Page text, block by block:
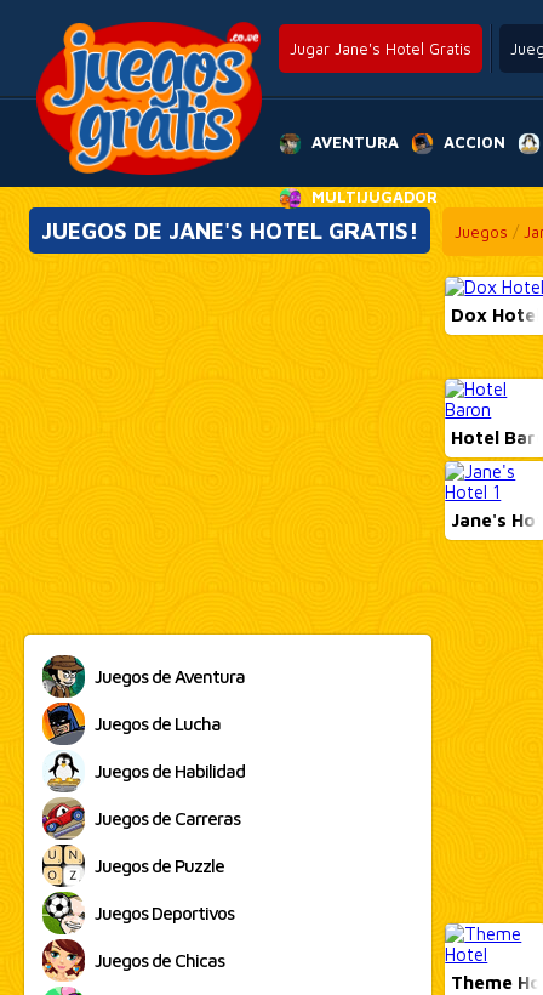
Jugar Jane's Hotel Gratis
AVENTURA ACCION
MULTIJUGADOR
JUEGOS DE JANE'S HOTEL GRATIS! Juegos /
Juegos de Aventura
Juegos de Lucha
Juegos de Habilidad
Juegos de Carreras
Juegos de Puzzle
Juegos Deportivos
Juegos de Chicas
Dox Hotel
Hotel
Jane's
Theme